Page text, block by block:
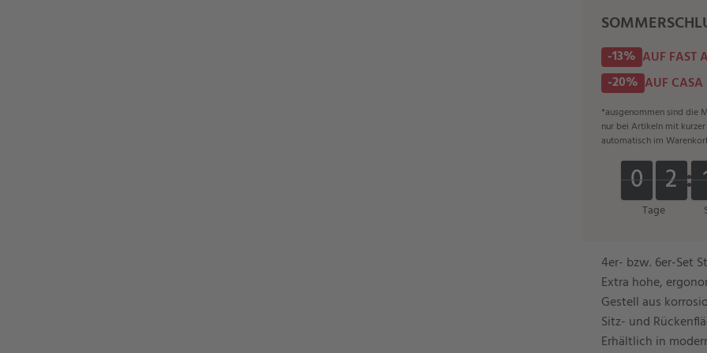
-13% AUF FAST
-20% AUF
*ausgenommen sind die
nur bei Artikeln mit
automatisch im
Tage
0
0
0
0 2
2
2
2
4er- bzw. 6er-Set
Extra hohe,
Gestell aus
Sitz- und
Erhältlich in